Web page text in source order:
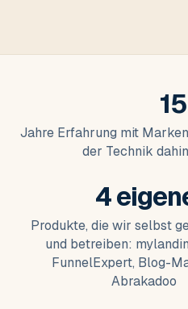
15
Jahre Erfahrung mit
der Technik
4
Produkte, die wir selbst
und betreiben:
FunnelExpert, Blog-
Abrakadoo